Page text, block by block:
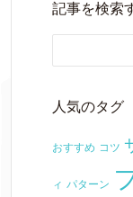
記事を検索
人気のタグ
おすすめ コツ
ィ パターン